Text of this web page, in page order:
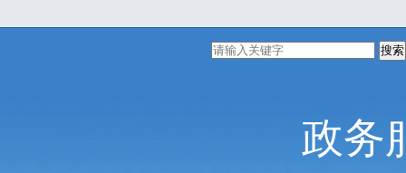
搜索
政务